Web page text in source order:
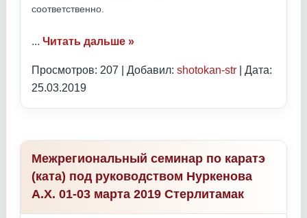
соответственно.
... Читать дальше »
Просмотров: 207 | Добавил: shotokan-str | Дата:
25.03.2019
Межрегиональный семинар по каратэ
(ката) под руководством Нуркенова
А.Х. 01-03 марта 2019 Стерлитамак